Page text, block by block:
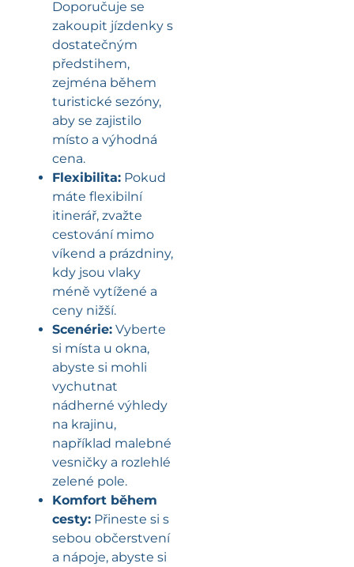
Doporučuje se
zakoupit jízdenky s
dostatečným
předstihem,
zejména během
turistické sezóny,
aby se zajistilo
místo a výhodná
cena.
Flexibilita: Pokud
máte flexibilní
itinerář, zvažte
cestování mimo
víkend a prázdniny,
kdy jsou vlaky
méně vytížené a
ceny nižší.
Scenérie: Vyberte
si místa u okna,
abyste si mohli
vychutnat
nádherné výhledy
na krajinu,
například malebné
vesničky a rozlehlé
zelené pole.
Komfort během
cesty: Přineste si s
sebou občerstvení
a nápoje, abyste si